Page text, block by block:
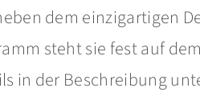
dem einzigartigen
steht sie fest auf
in der Beschreibung